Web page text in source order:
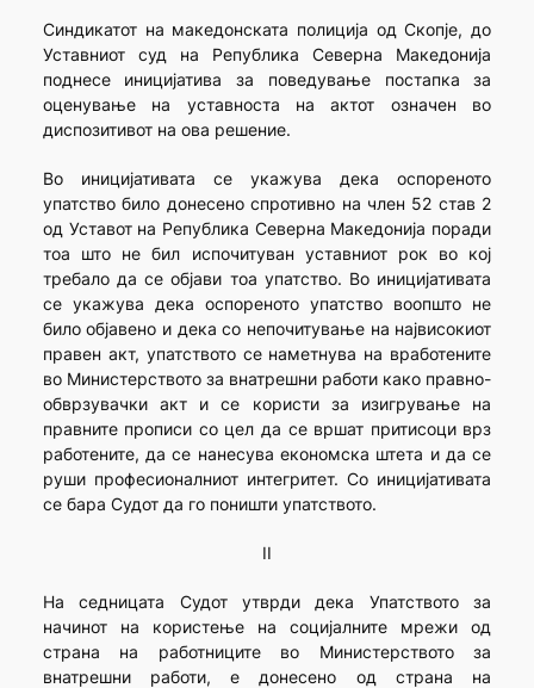
Синдикатот на македонската полиција од Скопје, до
Уставниот суд на Република Северна Македонија
поднесе иницијатива за поведување постапка за
оценување на уставноста на актот означен во
диспозитивот на ова решение.
Во иницијативата се укажува дека оспореното
упатство било донесено спротивно на член 52 став 2
од Уставот на Република Северна Македонија поради
тоа што не бил испочитуван уставниот рок во кој
требало да се објави тоа упатство. Во иницијативата
се укажува дека оспореното упатство воопшто не
било објавено и дека со непочитување на највисокиот
правен акт, упатството се наметнува на вработените
во Министерството за внатрешни работи како правно-
обврзувачки акт и се користи за изигрување на
правните прописи со цел да се вршат притисоци врз
работените, да се нанесува економска штета и да се
руши професионалниот интегритет. Со иницијативата
се бара Судот да го поништи упатството.
II
На седницата Судот утврди дека Упатството за
начинот на користење на социјалните мрежи од
страна на работниците во Министерството за
внатрешни работи, e донесено од страна на